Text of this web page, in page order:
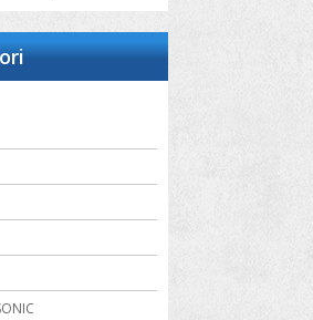
cu circulatie externa
pentru aplicatii